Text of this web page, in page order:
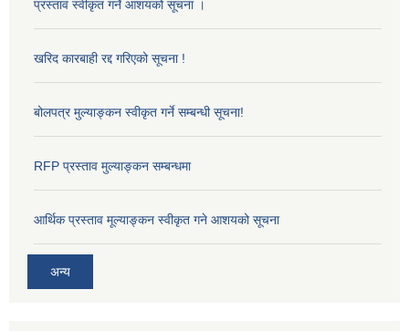
प्रस्ताव स्वीकृत गर्ने आशयको सूचना ।
खरिद कारबाही रद्द गरिएको सूचना !
बोलपत्र मुल्याङ्कन स्वीकृत गर्ने सम्बन्धी सूचना!
RFP प्रस्ताव मुल्याङ्कन सम्बन्धमा
आर्थिक प्रस्ताव मूल्याङ्कन स्वीकृत गने आशयको सूचना
अन्य